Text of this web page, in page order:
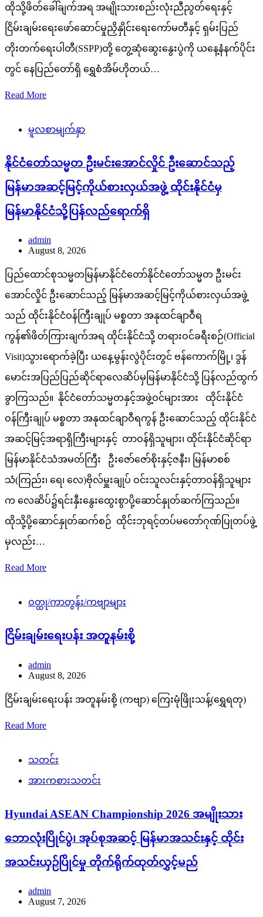
ထိုသို့ဖိတ်ခေါ်ချက်အရ အမျိုးသားစည်းလုံးညီညွတ်ရေးနှင့်
ငြိမ်းချမ်းရေးဖော်ဆောင်မှုညှိနှိုင်းရေးကော်မတီနှင့် ရှမ်းပြည်
တိုးတက်ရေးပါတီ(SSPP)တို့ တွေ့ဆုံဆွေးနွေးပွဲကို ယနေ့နံနက်ပိုင်း
တွင် နေပြည်တော်ရှိ ရွှေစံအိမ်ဟိုတယ်…
Read More
မူလစာမျက်နှာ
နိုင်ငံတော်သမ္မတ ဦးမင်းအောင်လှိုင် ဦးဆောင်သည့်
မြန်မာအဆင့်မြင့်ကိုယ်စားလှယ်အဖွဲ့ ထိုင်းနိုင်ငံမှ
မြန်မာနိုင်ငံသို့ပြန်လည်ရောက်ရှိ
admin
August 8, 2026
ပြည်ထောင်စုသမ္မတမြန်မာနိုင်ငံတော်နိုင်ငံတော်သမ္မတ ဦးမင်း
အောင်လှိုင် ဦးဆောင်သည့် မြန်မာအဆင့်မြင့်ကိုယ်စားလှယ်အဖွဲ့
သည် ထိုင်းနိုင်ငံဝန်ကြီးချုပ် မစ္စတာ အနုထင်ချာဝီရ
ကွန်၏ဖိတ်ကြားချက်အရ ထိုင်းနိုင်ငံသို့ တရားဝင်ခရီးစဉ်(Official
Visit)သွားရောက်ခဲ့ပြီး ယနေ့မွန်းလွဲပိုင်းတွင် ဗန်ကောက်မြို့၊ ဒွန်
မောင်းအပြည်ပြည်ဆိုင်ရာလေဆိပ်မှမြန်မာနိုင်ငံသို့ ပြန်လည်ထွက်
ခွာကြသည်။ နိုင်ငံတော်သမ္မတနှင့်အဖွဲ့ဝင်များအား ထိုင်းနိုင်ငံ
ဝန်ကြီးချုပ် မစ္စတာ အနုထင်ချာဝီရကွန် ဦးဆောင်သည့် ထိုင်းနိုင်ငံ
အဆင့်မြင့်အရာရှိကြီးများနှင့် တာဝန်ရှိသူများ၊ ထိုင်းနိုင်ငံဆိုင်ရာ
မြန်မာနိုင်ငံသံအမတ်ကြီး ဦးဇော်ဇော်စိုးနှင့်ဇနီး၊ မြန်မာစစ်
သံ(ကြည်း၊ ရေ၊ လေ)ဗိုလ်မှူးချုပ် ဝင်းသူလင်းနှင့်တာဝန်ရှိသူများ
က လေဆိပ်၌ရင်းနှီးနွေးထွေးစွာပို့ဆောင်နှုတ်ဆက်ကြသည်။
ထိုသို့ပို့ဆောင်နှုတ်ဆက်စဉ် ထိုင်းဘုရင့်တပ်မတော်ဂုဏ်ပြုတပ်ဖွဲ့
မှလည်း…
Read More
ဝတ္ထု/ကာတွန်း/ကဗျာများ
ငြိမ်းချမ်းရေးပန်း အတူနမ်းစို့
admin
August 8, 2026
ငြိမ်းချမ်းရေးပန်း အတူနမ်းစို့ (ကဗျာ) ကြေးမုံဖြိုးသန့်(ရွှေရတု)
Read More
သတင်း
အားကစားသတင်း
Hyundai ASEAN Championship 2026 အမျိုးသား
ဘောလုံးပြိုင်ပွဲ၊ အုပ်စုအဆင့် မြန်မာအသင်းနှင့် ထိုင်း
အသင်းယှဉ်ပြိုင်မှု တိုက်ရိုက်ထုတ်လွှင့်မည်
admin
August 7, 2026